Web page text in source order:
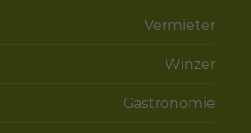
Vermieter
Winzer
Gastronomie